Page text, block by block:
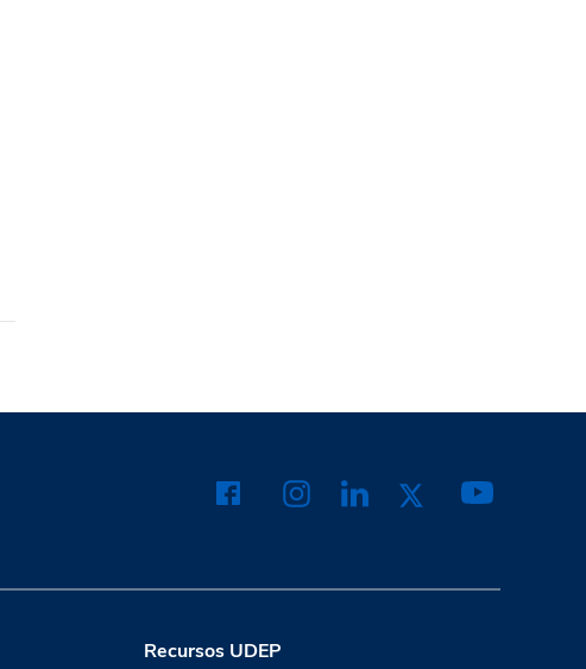
Recursos UDEP